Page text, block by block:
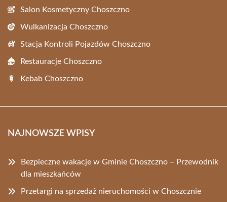
Salon Kosmetyczny Choszczno
Wulkanizacja Choszczno
Stacja Kontroli Pojazdów Choszczno
Restauracje Choszczno
Kebab Choszczno
NAJNOWSZE WPISY
Bezpieczne wakacje w Gminie Choszczno – Przewodnik
dla mieszkańców
Przetargi na sprzedaż nieruchomości w Choszcznie